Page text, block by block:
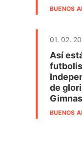
BUENOS
01. 02.
Así
de
BUENOS